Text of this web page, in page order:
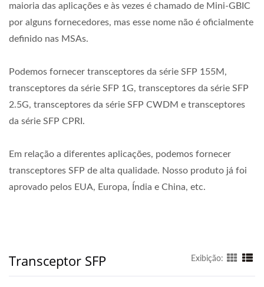
maioria das aplicações e às vezes é chamado de Mini-GBIC
por alguns fornecedores, mas esse nome não é oficialmente
definido nas MSAs.
Podemos fornecer transceptores da série SFP 155M,
transceptores da série SFP 1G, transceptores da série SFP
2.5G, transceptores da série SFP CWDM e transceptores
da série SFP CPRI.
Em relação a diferentes aplicações, podemos fornecer
transceptores SFP de alta qualidade. Nosso produto já foi
aprovado pelos EUA, Europa, Índia e China, etc.
Transceptor SFP Exibição: